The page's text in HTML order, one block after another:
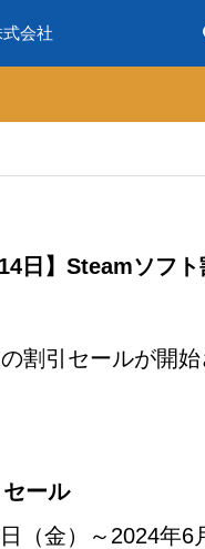
会社
14日】Steamソフ
割引セールが開始
ール
（金）～2024年6